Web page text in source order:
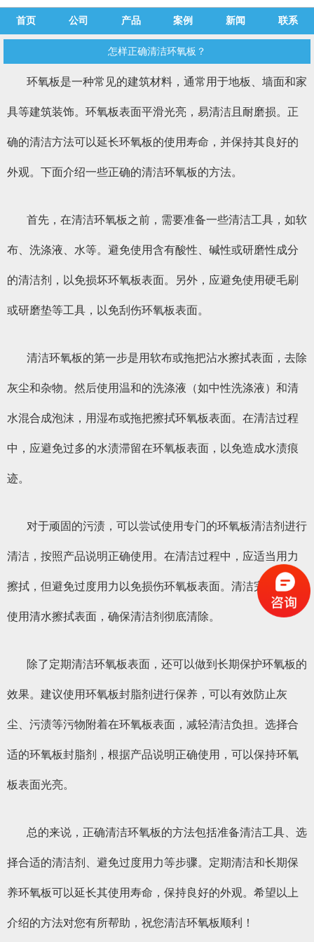
首页 公司 产品 案例 新闻 联系
怎样正确清洁环氧板？
环氧板是一种常见的建筑材料，通常用于地板、墙面和家
具等建筑装饰。环氧板表面平滑光亮，易清洁且耐磨损。正
确的清洁方法可以延长环氧板的使用寿命，并保持其良好的
外观。下面介绍一些正确的清洁环氧板的方法。
首先，在清洁环氧板之前，需要准备一些清洁工具，如软
布、洗涤液、水等。避免使用含有酸性、碱性或研磨性成分
的清洁剂，以免损坏环氧板表面。另外，应避免使用硬毛刷
或研磨垫等工具，以免刮伤环氧板表面。
清洁环氧板的第一步是用软布或拖把沾水擦拭表面，去除
灰尘和杂物。然后使用温和的洗涤液（如中性洗涤液）和清
水混合成泡沫，用湿布或拖把擦拭环氧板表面。在清洁过程
中，应避免过多的水渍滞留在环氧板表面，以免造成水渍痕
迹。
对于顽固的污渍，可以尝试使用专门的环氧板清洁剂进行
清洁，按照产品说明正确使用。在清洁过程中，应适当用力
擦拭，但避免过度用力以免损伤环氧板表面。清洁完成后，
使用清水擦拭表面，确保清洁剂彻底清除。
除了定期清洁环氧板表面，还可以做到长期保护环氧板的
效果。建议使用环氧板封脂剂进行保养，可以有效防止灰
尘、污渍等污物附着在环氧板表面，减轻清洁负担。选择合
适的环氧板封脂剂，根据产品说明正确使用，可以保持环氧
板表面光亮。
总的来说，正确清洁环氧板的方法包括准备清洁工具、选
择合适的清洁剂、避免过度用力等步骤。定期清洁和长期保
养环氧板可以延长其使用寿命，保持良好的外观。希望以上
介绍的方法对您有所帮助，祝您清洁环氧板顺利！